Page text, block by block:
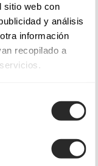
sitio web con
y análisis
información
recopilado a